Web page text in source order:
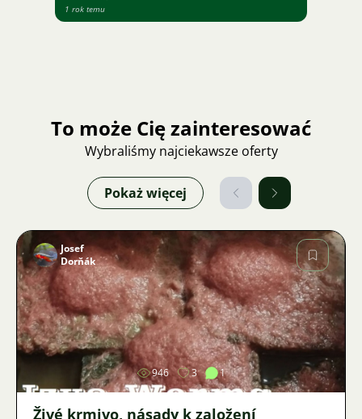
1 rok temu
To może Cię zainteresować
Wybraliśmy najciekawsze oferty
Pokaż więcej
Zdjęcie
Josef
Dorňák
946 3 1
Živé krmivo, násady k založení